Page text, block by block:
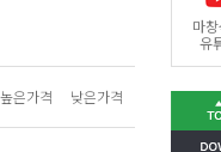
마
유
높은가격 낮은가격